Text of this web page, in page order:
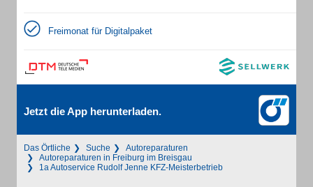
Freimonat für Digitalpaket
Jetzt die App herunterladen.
Das Örtliche Suche
Autoreparaturen
Autoreparaturen in Freiburg im Breisgau
1a Autoservice Rudolf Jenne KFZ-Meisterbetrieb